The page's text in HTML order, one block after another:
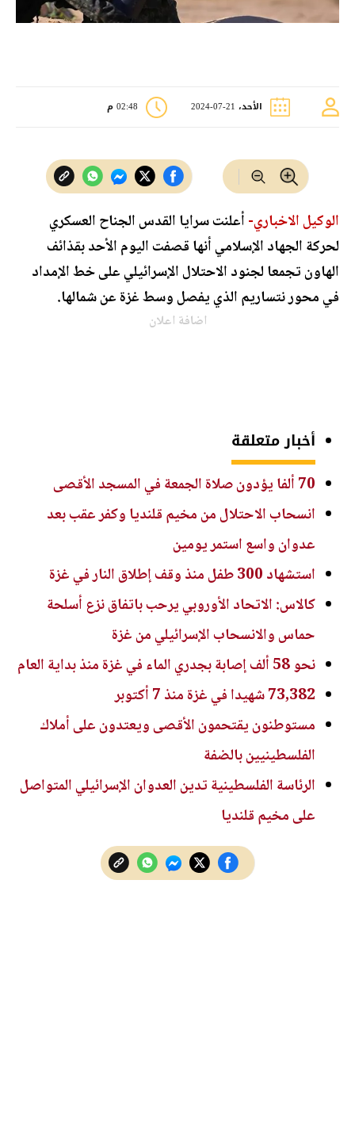
الأحد، 21-07-2024 02:48 م
الوكيل الاخباري-أعلنت سرايا القدس الجناح العسكري
لحركة الجهاد الإسلامي أنها قصفت اليوم الأحد بقذائف
الهاون تجمعا لجنود الاحتلال الإسرائيلي على خط الإمداد
في محور نتساريم الذي يفصل وسط غزة عن شمالها.
اضافة اعلان
أخبار متعلقة
70 ألفا يؤدون صلاة الجمعة في المسجد الأقصى
انسحاب الاحتلال من مخيم قلنديا وكفر عقب بعد
عدوان واسع استمر يومين
استشهاد 300 طفل منذ وقف إطلاق النار في غزة
كالاس: الاتحاد الأوروبي يرحب باتفاق نزع أسلحة
حماس والانسحاب الإسرائيلي من غزة
نحو 58 ألف إصابة بجدري الماء في غزة منذ بداية العام
73,382 شهيدا في غزة منذ 7 أكتوبر
مستوطنون يقتحمون الأقصى ويعتدون على أملاك
الفلسطينيين بالضفة
الرئاسة الفلسطينية تدين العدوان الإسرائيلي المتواصل
على مخيم قلنديا